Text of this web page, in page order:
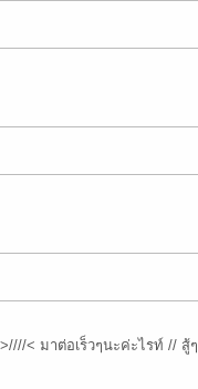
< มาต่อเร็วๆนะค่ะไรท์ // สู้ๆ